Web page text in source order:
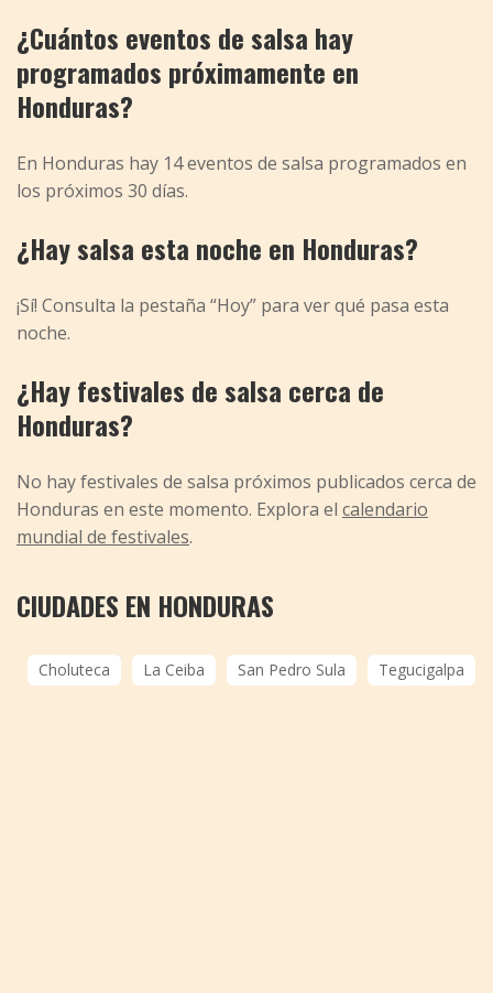
¿Cuántos eventos de salsa hay
programados próximamente en
Honduras?
En Honduras hay 14 eventos de salsa programados en
los próximos 30 días.
¿Hay salsa esta noche en Honduras?
¡Sí! Consulta la pestaña “Hoy” para ver qué pasa esta
noche.
¿Hay festivales de salsa cerca de
Honduras?
No hay festivales de salsa próximos publicados cerca de
Honduras en este momento. Explora el calendario
mundial de festivales.
CIUDADES EN HONDURAS
Choluteca La Ceiba San Pedro Sula Tegucigalpa